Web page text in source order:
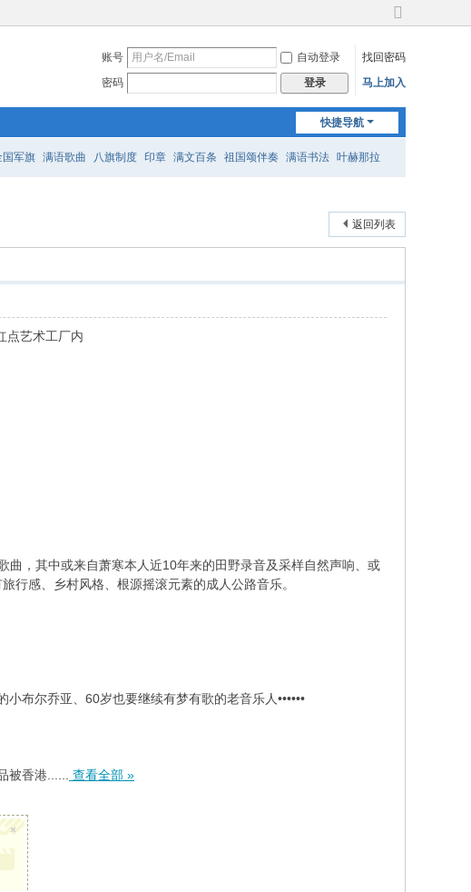
切
到
宽
账号 自动登录
找回密码
密码
登录 马上加入
快捷导航
国军旗 满语歌曲 八旗制度 印章 满文百条 祖国颂伴奏 满语书法 叶赫那拉
返回列表
点艺术工厂内
，其中或来自萧寒本人近10年来的田野录音及采样自然声响、或
行感、乡村风格、根源摇滚元素的成人公路音乐。
布尔乔亚、60岁也要继续有梦有歌的老音乐人••••••
香港...... 查看全部 »
×